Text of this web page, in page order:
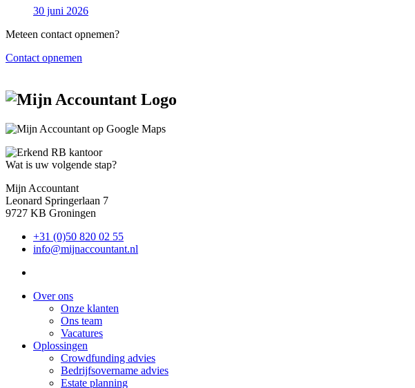
30 juni 2026
Meteen contact opnemen?
Contact opnemen
Wat is uw volgende stap?
Mijn Accountant
Leonard Springerlaan 7
9727 KB Groningen
+31 (0)50 820 02 55
info@mijnaccountant.nl
Over ons
Onze klanten
Ons team
Vacatures
Oplossingen
Crowdfunding advies
Bedrijfsovername advies
Estate planning